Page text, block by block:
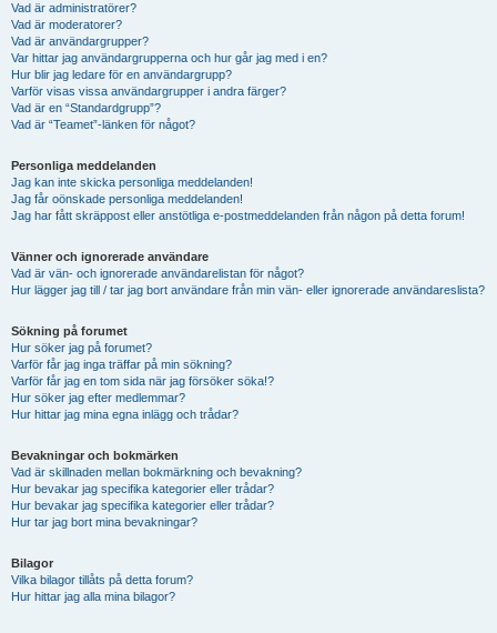
Vad är administratörer?
Vad är moderatorer?
Vad är användargrupper?
Var hittar jag användargrupperna och hur går jag med i en?
Hur blir jag ledare för en användargrupp?
Varför visas vissa användargrupper i andra färger?
Vad är en “Standardgrupp”?
Vad är “Teamet”-länken för något?
Personliga meddelanden
Jag kan inte skicka personliga meddelanden!
Jag får oönskade personliga meddelanden!
Jag har fått skräppost eller anstötliga e-postmeddelanden från någon på detta forum!
Vänner och ignorerade användare
Vad är vän- och ignorerade användarelistan för något?
Hur lägger jag till / tar jag bort användare från min vän- eller ignorerade användareslista?
Sökning på forumet
Hur söker jag på forumet?
Varför får jag inga träffar på min sökning?
Varför får jag en tom sida när jag försöker söka!?
Hur söker jag efter medlemmar?
Hur hittar jag mina egna inlägg och trådar?
Bevakningar och bokmärken
Vad är skillnaden mellan bokmärkning och bevakning?
Hur bevakar jag specifika kategorier eller trådar?
Hur bevakar jag specifika kategorier eller trådar?
Hur tar jag bort mina bevakningar?
Bilagor
Vilka bilagor tillåts på detta forum?
Hur hittar jag alla mina bilagor?